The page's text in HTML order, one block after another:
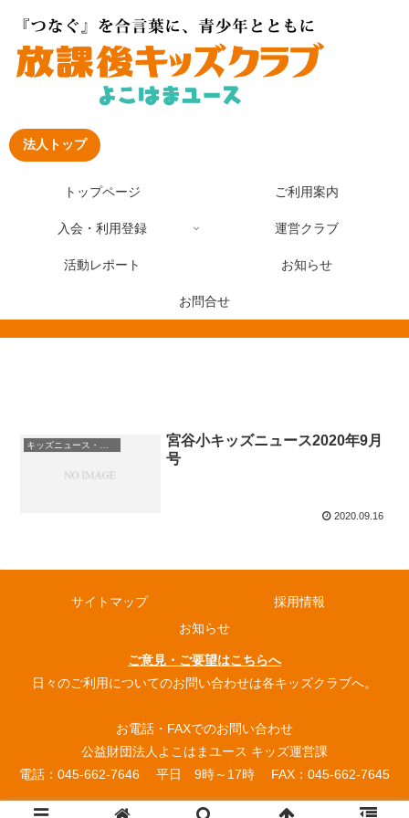
法人トップ
トップページ ご利用案内
入会・利用登録 運営クラブ
活動レポート お知らせ
お問合せ
キッズニュース・お知らせ
宮谷小キッズニュース2020年9月
号
2020.09.16
サイトマップ
採用情報
お知らせ
ご意見・ご要望はこちらへ
日々のご利用についてのお問い合わせは各キッズクラブへ。
お電話・FAXでのお問い合わせ
公益財団法人よこはまユース キッズ運営課
電話：045-662-7646 平日 9時～17時 FAX：045-662-7645